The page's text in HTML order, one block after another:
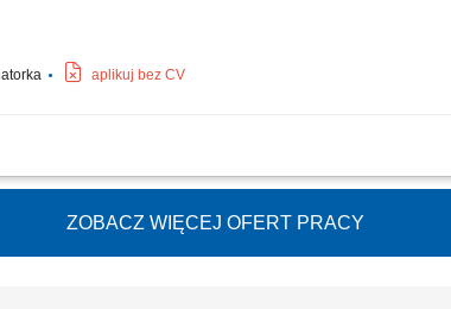
aplikuj bez CV
z zakresu instalacji mechanicznych, elektrycznych i
ZOBACZ WIĘCEJ OFERT PRACY